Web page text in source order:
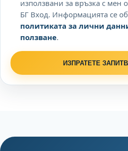
използвани за връзка с мен
БГ Вход. Информацията се
политиката за лични
ползване.
ИЗПРАТЕТЕ